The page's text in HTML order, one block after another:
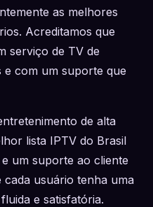
as melhores
Acreditamos que
serviço de TV de
e com um suporte que
de alta
lista IPTV do Brasil
um suporte ao cliente
cada usuário tenha uma
e satisfatória.